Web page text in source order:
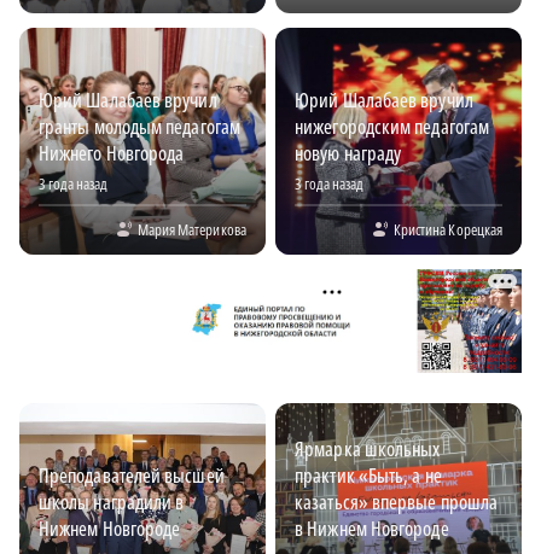
Юрий Шалабаев вручил
гранты молодым педагогам
Нижнего Новгорода
3 года назад
Мария Материкова
Юрий Шалабаев вручил
нижегородским педагогам
новую награду
3 года назад
Кристина Корецкая
Преподавателей высшей
школы наградили в
Нижнем Новгороде
Ярмарка школьных
практик «Быть, а не
казаться» впервые прошла
в Нижнем Новгороде